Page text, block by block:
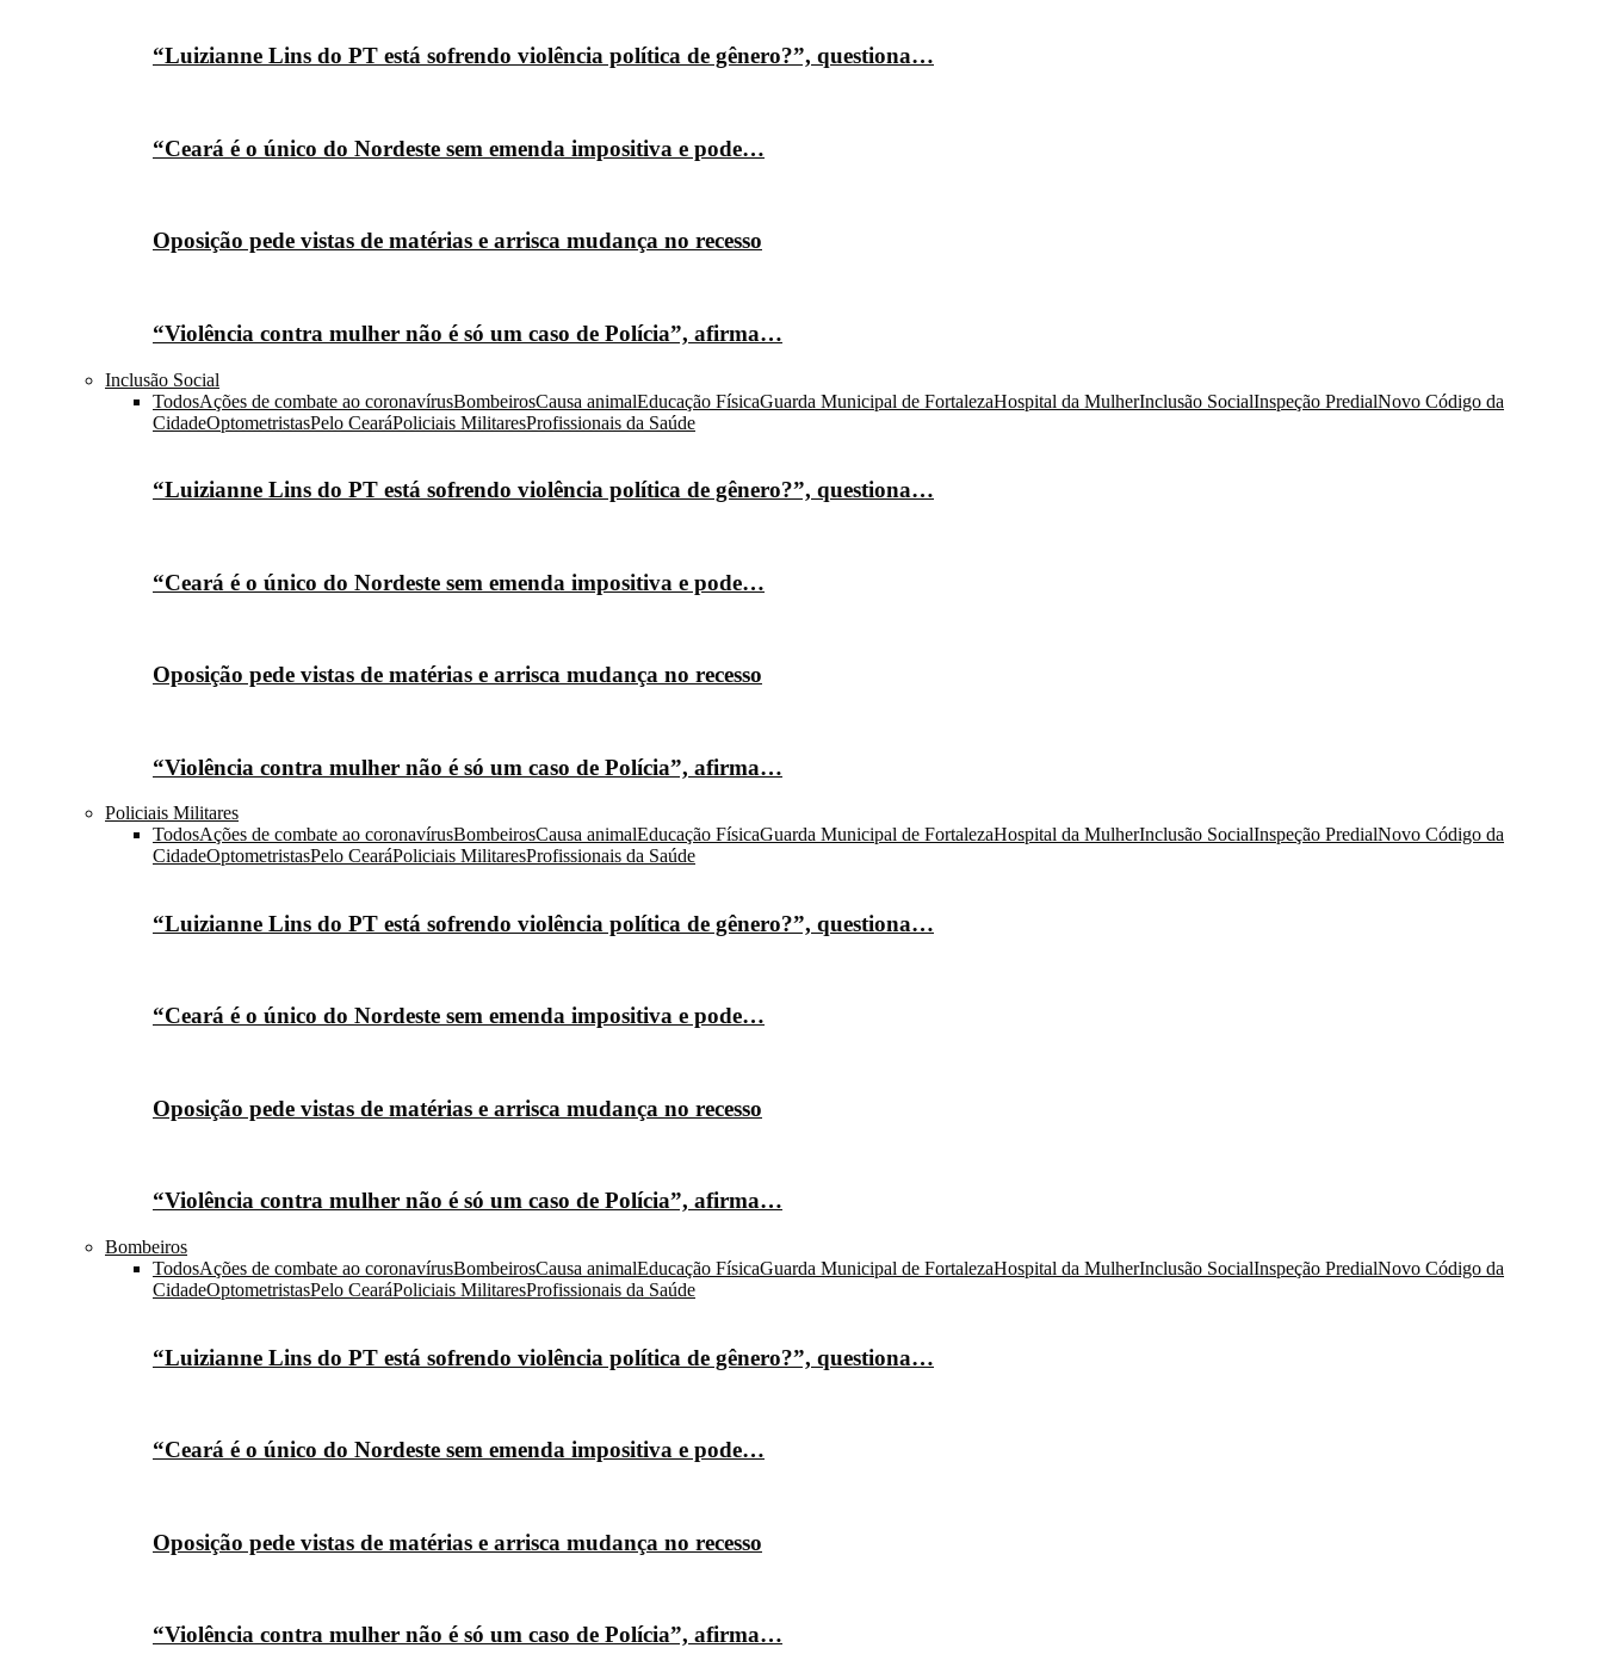
“Luizianne Lins do PT está sofrendo violência política de gênero?”, questiona…
“Ceará é o único do Nordeste sem emenda impositiva e pode…
Oposição pede vistas de matérias e arrisca mudança no recesso
“Violência contra mulher não é só um caso de Polícia”, afirma…
Inclusão Social
TodosAções de combate ao coronavírusBombeirosCausa animalEducação FísicaGuarda Municipal de FortalezaHospital da MulherInclusão SocialInspeção PredialNovo Código da
CidadeOptometristasPelo CearáPoliciais MilitaresProfissionais da Saúde
“Luizianne Lins do PT está sofrendo violência política de gênero?”, questiona…
“Ceará é o único do Nordeste sem emenda impositiva e pode…
Oposição pede vistas de matérias e arrisca mudança no recesso
“Violência contra mulher não é só um caso de Polícia”, afirma…
Policiais Militares
TodosAções de combate ao coronavírusBombeirosCausa animalEducação FísicaGuarda Municipal de FortalezaHospital da MulherInclusão SocialInspeção PredialNovo Código da
CidadeOptometristasPelo CearáPoliciais MilitaresProfissionais da Saúde
“Luizianne Lins do PT está sofrendo violência política de gênero?”, questiona…
“Ceará é o único do Nordeste sem emenda impositiva e pode…
Oposição pede vistas de matérias e arrisca mudança no recesso
“Violência contra mulher não é só um caso de Polícia”, afirma…
Bombeiros
TodosAções de combate ao coronavírusBombeirosCausa animalEducação FísicaGuarda Municipal de FortalezaHospital da MulherInclusão SocialInspeção PredialNovo Código da
CidadeOptometristasPelo CearáPoliciais MilitaresProfissionais da Saúde
“Luizianne Lins do PT está sofrendo violência política de gênero?”, questiona…
“Ceará é o único do Nordeste sem emenda impositiva e pode…
Oposição pede vistas de matérias e arrisca mudança no recesso
“Violência contra mulher não é só um caso de Polícia”, afirma…